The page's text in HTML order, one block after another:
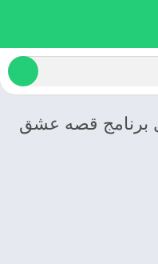
برنامج قصه عشق